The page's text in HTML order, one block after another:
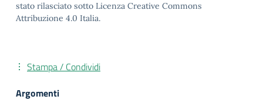
stato rilasciato sotto Licenza Creative Commons
Attribuzione 4.0 Italia.
Stampa / Condividi
Argomenti